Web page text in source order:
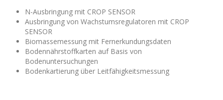
N-Ausbringung mit CROP SENSOR
Ausbringung von Wachstumsregulatoren mit CROP
SENSOR
Biomassemessung mit Fernerkundungsdaten
Bodennährstoffkarten auf Basis von
Bodenuntersuchungen
Bodenkartierung über Leitfähigkeitsmessung